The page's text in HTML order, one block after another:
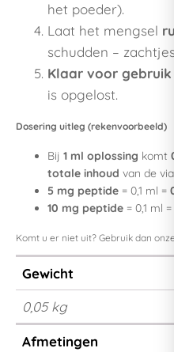
het poeder).
Laat het mengsel
schudden –
Klaar voor gebruik
is opgelost.
Dosering uitleg (rekenvoorbeeld)
Bij 1 ml oplossing komt
totale inhoud van de
5 mg peptide = 0,1 ml =
10 mg peptide = 0,1 ml =
Komt u er niet uit? Gebruik dan
Gewicht
0,05 kg
Afmetingen